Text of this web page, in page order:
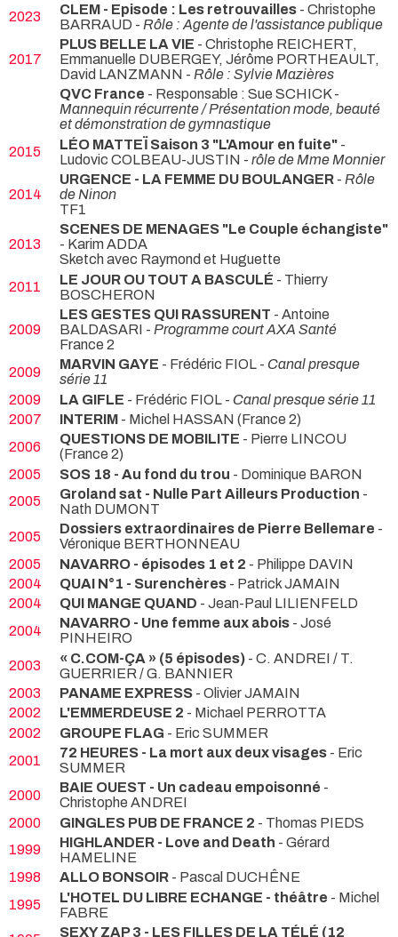
2023 CLEM - Episode : Les retrouvailles - Christophe
BARRAUD - Rôle : Agente de l'assistance publique
2017
PLUS BELLE LA VIE - Christophe REICHERT,
Emmanuelle DUBERGEY, Jérôme PORTHEAULT,
David LANZMANN - Rôle : Sylvie Mazières
QVC France - Responsable : Sue SCHICK -
Mannequin récurrente / Présentation mode, beauté
et démonstration de gymnastique
2015
LÉO MATTEÏ Saison 3 "L'Amour en fuite" -
Ludovic COLBEAU-JUSTIN - rôle de Mme Monnier
2014
URGENCE - LA FEMME DU BOULANGER - Rôle
de Ninon
TF1
2013
SCENES DE MENAGES "Le Couple échangiste"
- Karim ADDA
Sketch avec Raymond et Huguette
2011
LE JOUR OU TOUT A BASCULÉ - Thierry
BOSCHERON
2009
LES GESTES QUI RASSURENT - Antoine
BALDASARI - Programme court AXA Santé
France 2
2009
MARVIN GAYE - Frédéric FIOL - Canal presque
série 11
2009
LA GIFLE - Frédéric FIOL - Canal presque série 11
2007
INTERIM - Michel HASSAN (France 2)
2006
QUESTIONS DE MOBILITE - Pierre LINCOU
(France 2)
2005
SOS 18 - Au fond du trou - Dominique BARON
2005
Groland sat - Nulle Part Ailleurs Production -
Nath DUMONT
2005
Dossiers extraordinaires de Pierre Bellemare -
Véronique BERTHONNEAU
2005
NAVARRO - épisodes 1 et 2 - Philippe DAVIN
2004
QUAI N°1 - Surenchères - Patrick JAMAIN
2004
QUI MANGE QUAND - Jean-Paul LILIENFELD
2004
NAVARRO - Une femme aux abois - José
PINHEIRO
2003
« C.COM-ÇA » (5 épisodes) - C. ANDREI / T.
GUERRIER / G. BANNIER
2003
PANAME EXPRESS - Olivier JAMAIN
2002
L'EMMERDEUSE 2 - Michael PERROTTA
2002
GROUPE FLAG - Eric SUMMER
2001
72 HEURES - La mort aux deux visages - Eric
SUMMER
2000
BAIE OUEST - Un cadeau empoisonné -
Christophe ANDREI
2000
GINGLES PUB DE FRANCE 2 - Thomas PIEDS
1999
HIGHLANDER - Love and Death - Gérard
HAMELINE
1998
ALLO BONSOIR - Pascal DUCHÊNE
1995
L'HOTEL DU LIBRE ECHANGE - théâtre - Michel
FABRE
SEXY ZAP 3 - LES FILLES DE LA TÉLÉ (12